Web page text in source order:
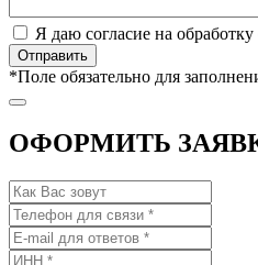
Я даю согласие на обработку
*Поле обязательно для
ОФОРМИТЬ